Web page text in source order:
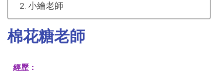
小繪老師
棉花糖老師
經歷：